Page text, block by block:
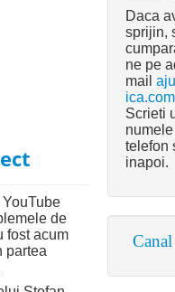
de
fost acum
partea
Daca
sprijin,
ne pe
mail
Scrieti
telefon
inapoi.